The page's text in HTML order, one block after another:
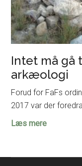
Intet må gå
arkæologi
Forud for FaFs
2017 var der
Læs mereIntet